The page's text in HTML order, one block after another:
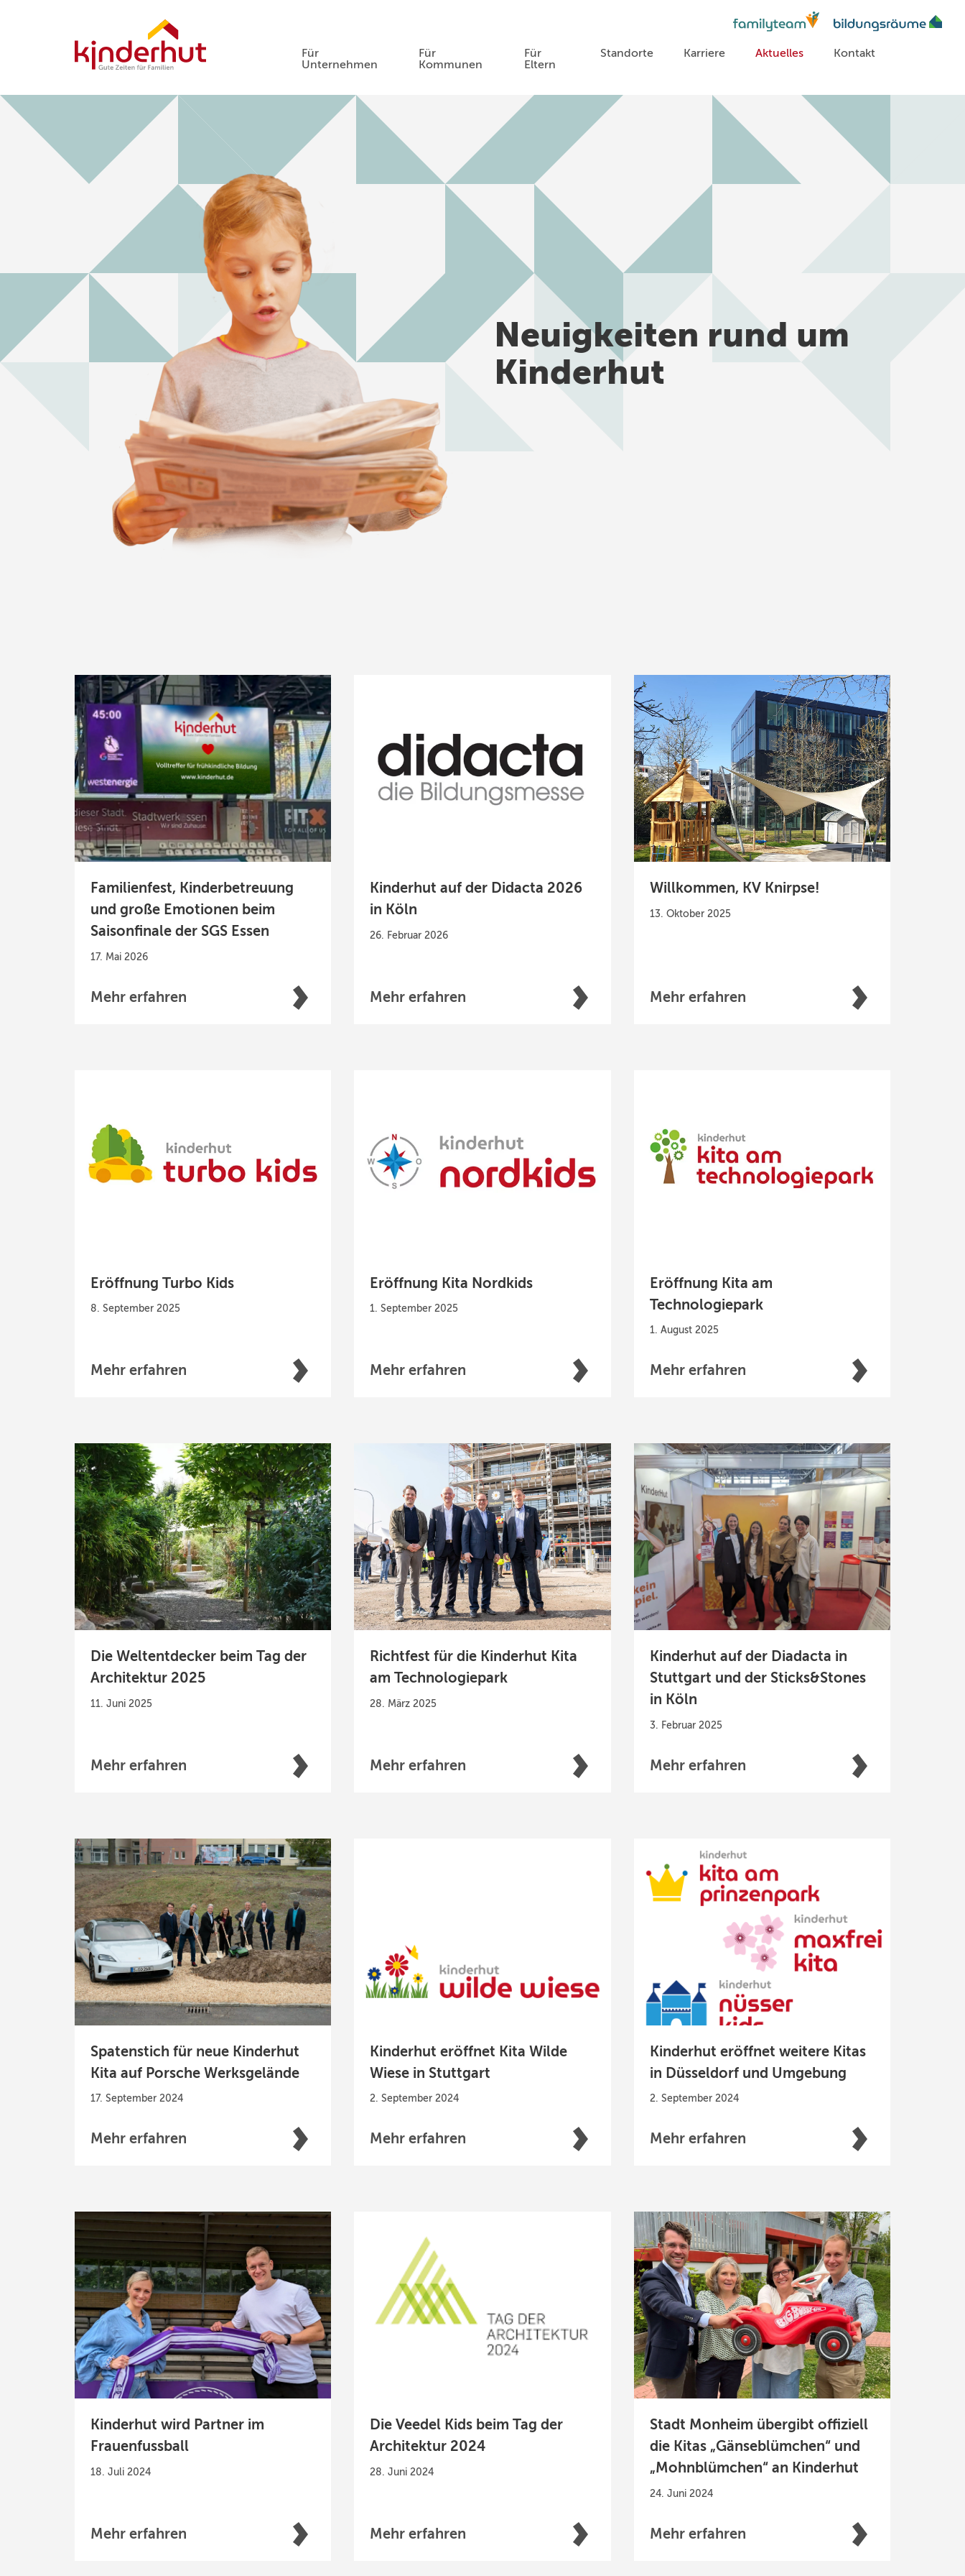
Für
Unternehmen
Für
Kommunen
Für
Eltern
Standorte Karriere Aktuelles Kontakt
Neuigkeiten rund um
Kinderhut
Familienfest, Kinderbetreuung
und große Emotionen beim
Saisonfinale der SGS Essen
17. Mai 2026
Mehr erfahren
Kinderhut auf der Didacta 2026
in Köln
26. Februar 2026
Mehr erfahren
Willkommen, KV Knirpse!
13. Oktober 2025
Mehr erfahren
Eröffnung Turbo Kids
8. September 2025
Mehr erfahren
Eröffnung Kita Nordkids
1. September 2025
Mehr erfahren
Eröffnung Kita am
Technologiepark
1. August 2025
Mehr erfahren
Die Weltentdecker beim Tag der
Architektur 2025
11. Juni 2025
Mehr erfahren
Richtfest für die Kinderhut Kita
am Technologiepark
28. März 2025
Mehr erfahren
Kinderhut auf der Diadacta in
Stuttgart und der Sticks&Stones
in Köln
3. Februar 2025
Mehr erfahren
Spatenstich für neue Kinderhut
Kita auf Porsche Werksgelände
17. September 2024
Mehr erfahren
Kinderhut eröffnet Kita Wilde
Wiese in Stuttgart
2. September 2024
Mehr erfahren
Kinderhut eröffnet weitere Kitas
in Düsseldorf und Umgebung
2. September 2024
Mehr erfahren
Kinderhut wird Partner im
Frauenfussball
18. Juli 2024
Mehr erfahren
Die Veedel Kids beim Tag der
Architektur 2024
28. Juni 2024
Mehr erfahren
Stadt Monheim übergibt offiziell
die Kitas „Gänseblümchen“ und
„Mohnblümchen“ an Kinderhut
24. Juni 2024
Mehr erfahren